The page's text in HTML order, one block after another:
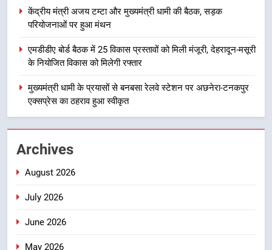
4
एमडीडीए बोर्ड बैठक में 25 विकास प्रस्तावों
को मिली मंजूरी, देहरादून-मसूरी के
5
केंद्रीय मंत्री अजय टम्टा और मुख्यमंत्री धामी की बैठक, सड़क
परियोजनाओं पर हुआ मंथन
एमडीडीए बोर्ड बैठक में 25 विकास प्रस्तावों को मिली मंजूरी, देहरादून-मसूरी
के नियोजित विकास को मिलेगी रफ्तार
मुख्यमंत्री धामी के प्रयासों से बनबसा रेलवे स्टेशन पर अछनेरा-टनकपुर
एक्सप्रेस का ठहराव हुआ स्वीकृत
Archives
August 2026
July 2026
June 2026
May 2026